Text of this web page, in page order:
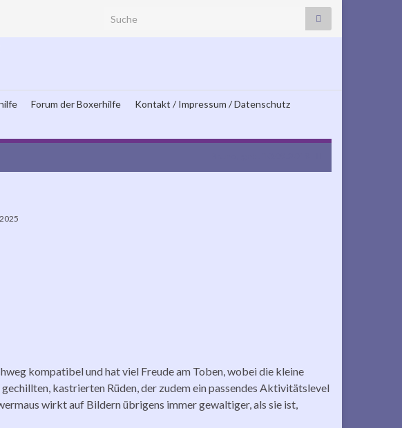
Search for:
Forum der Boxerhilfe Kontakt / Impressum / Datenschutz
kompatibel und hat viel Freude am Toben, wobei die kleine
kastrierten Rüden, der zudem ein passendes Aktivitätslevel
wirkt auf Bildern übrigens immer gewaltiger, als sie ist,